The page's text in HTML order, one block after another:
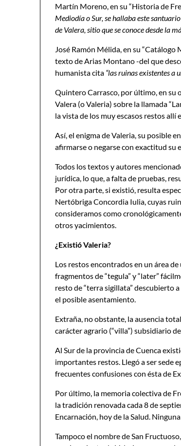
Martín Moreno, en su “Historia de
Mediodía o Sur, se hallaba este
de Valera, sitio que se conoce desde la
José Ramón Mélida, en su
texto de Arias Montano -del que
humanista cita “las ruinas existentes a
Quintero Carrasco, por último, en su
Valera (o Valeria) sobre la llamada
la vista de los muy escasos restos allí
Así, el enigma de Valeria, su posible
afirmarse o negarse con exactitud su
Todos los textos y autores
jurídica, lo que, a falta de pruebas,
Por otra parte, si existió, resulta
Nertóbriga Concordia Iulia, cuyas
consideramos como
otros yacimientos.
¿Existió Valeria?
Los restos encontrados en un área
fragmentos de “tegula” y “later”
resto de “terra sigillata” descubierto
el posible asentamiento.
Extraña, no obstante, la ausencia
carácter agrario (“villa”) subsidiario
Al Sur de la provincia de Cuenca
importantes restos. Llegó a ser sede
frecuentes confusiones con ésta de
Por último, la memoria colectiva de
la tradición renovada cada 8 de
Encarnación, hoy de la Salud.
Tampoco el nombre de San